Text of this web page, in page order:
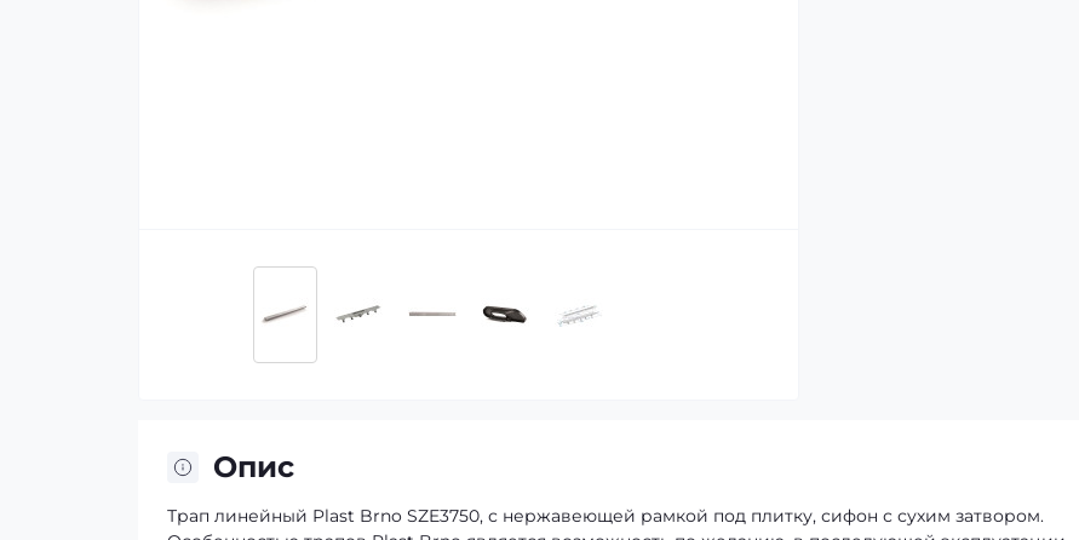
Опис
Трап линейный Plast Brno SZE3750, с нержавеющей рамкой под плитку, сифон с сухим затвором.